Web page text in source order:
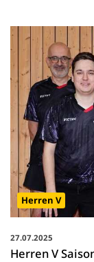
Herren V
27.07.2025
Herren V